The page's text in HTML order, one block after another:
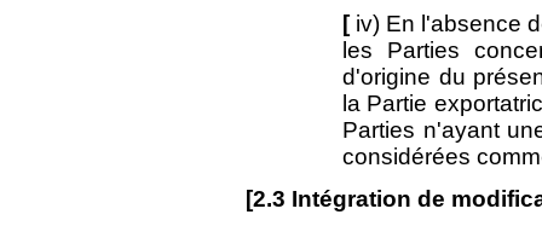
[ iv) En l'absence
les Parties
d'origine du
la Partie
Parties n'ayant
considérées
[2.3 Intégration de